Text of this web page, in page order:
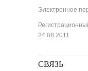
Электронное
24.08.2011
СВЯЗЬ